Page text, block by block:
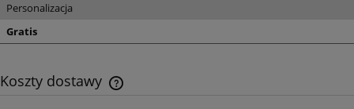
Personalizacja
Gratis
Koszty dostawy
Cena nie zawiera ewentualnych kosztów płatności